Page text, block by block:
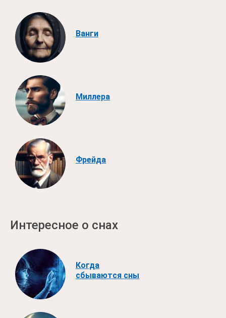
Ванги
Миллера
Фрейда
Интересное о снах
Когда
сбываются сны